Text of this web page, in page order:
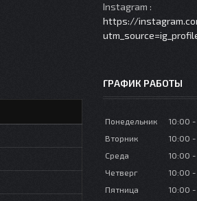
Instagram
https://
ГРАФИК РАБОТЫ
Понедельник 10:00
Вторник
10:00
Среда
10:00
Четверг
10:00
Пятница
10:00